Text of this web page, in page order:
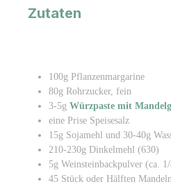
Zutaten
100g Pflanzenmargarine
80g Rohrzucker, fein
3-5g Würzpaste mit
eine Prise Speisesalz
15g Sojamehl und 30-40g
210-230g Dinkelmehl (630)
5g Weinsteinbackpulver (ca.
45 Stück oder Hälften